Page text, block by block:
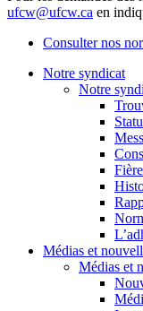
ufcw@ufcw.ca en
Consulter nos
Notre syndicat
Notre
Médias et
Médias et